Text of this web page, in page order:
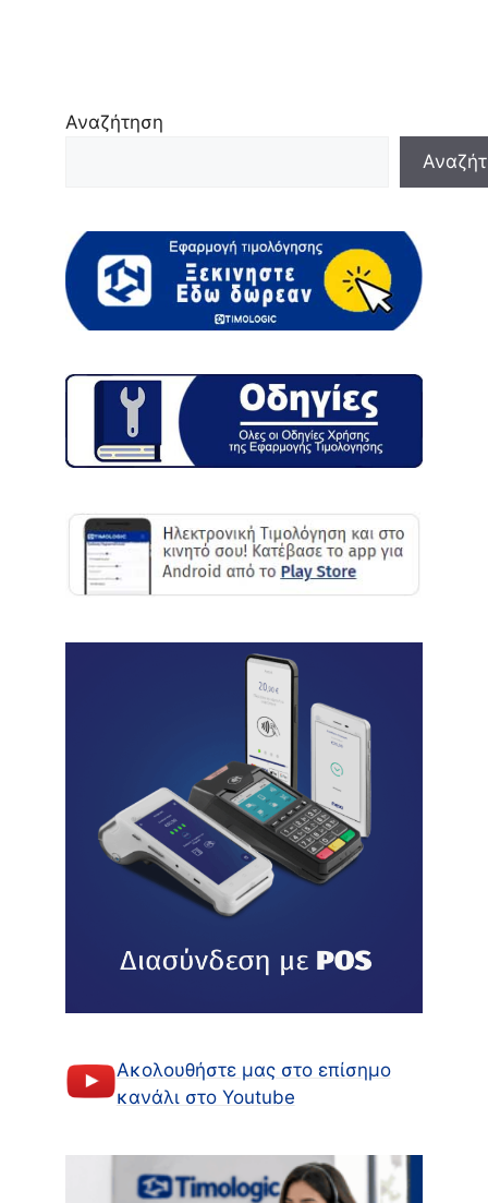
Αναζήτηση
Ακολουθήστε μας στο επίσημο
κανάλι στο Youtube